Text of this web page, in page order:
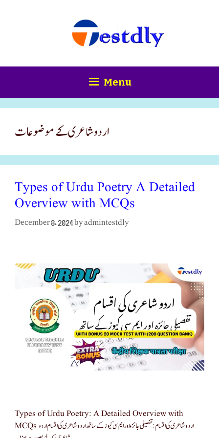
Menu
اردو شاعری کے موضوعات
Types of Urdu Poetry A Detailed
Overview with MCQs
December 8, 2024 byadmintestdly
Types of Urdu Poetry: A Detailed Overview with
MCQs اردو شاعری کی اقسام: تفصیلی جائزہ اور ایم سی کیوز کے ساتھ اردو شاعری کی اقسام اردو